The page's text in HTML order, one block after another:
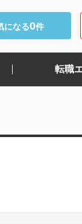
になる0件
転職